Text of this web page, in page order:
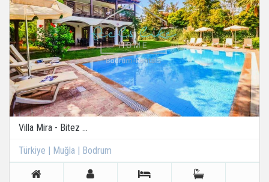
Villa Mira - Bitez ...
Türkiye | Muğla | Bodrum